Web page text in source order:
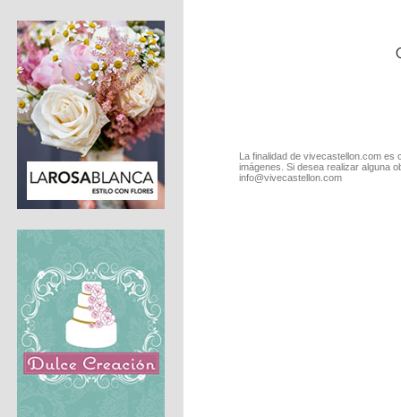
La finalidad de vivecastellon.com
imágenes. Si desea realizar alguna
info@vivecastellon.com